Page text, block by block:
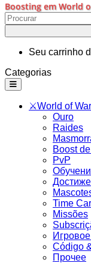
Boosting em World
Seu carrinho
Categorias
⚔️World of
Ouro
Raides
Boost
PvP
Time
Missões
Código
Прочее